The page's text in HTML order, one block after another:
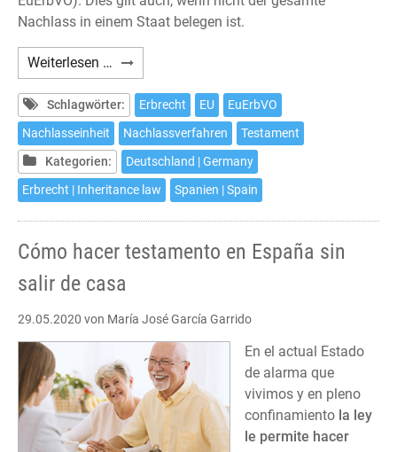
Nachlass in einem Staat belegen ist.
Weiterlesen … Europäische
Erbrechtsverordnung
am
Beispiel
Spanien
Deutschland
Schlagwörter: Erbrecht EU
EuErbVO
Nachlasseinheit
Nachlassverfahren
Testament
Kategorien:
Deutschland | Germany
Erbrecht | Inheritance law
Spanien | Spain
Cómo hacer testamento en España sin
salir de casa
29.05.2020 von María José García Garrido
En el actual Estado
de alarma que
vivimos y en pleno
confinamiento la ley
le permite hacer